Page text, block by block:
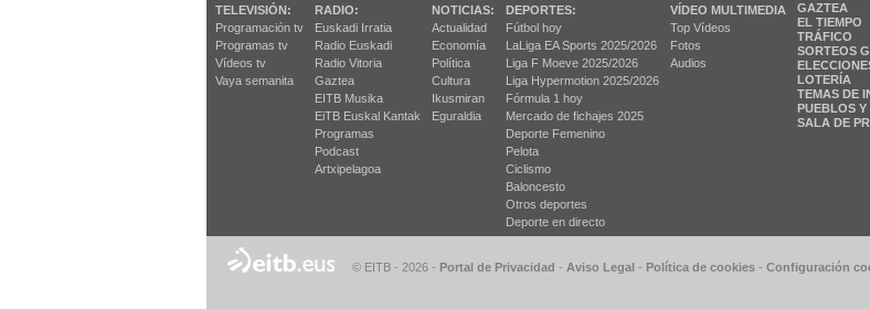
TELEVISIÓN:
Programación tv
Programas tv
Vídeos tv
Vaya semanita
RADIO:
Euskadi Irratia
Radio Euskadi
Radio Vitoria
Gaztea
EITB Musika
EiTB Euskal Kantak
Programas
Podcast
Artxipelagoa
NOTICIAS:
Actualidad
Economía
Política
Cultura
Ikusmiran
Eguraldia
DEPORTES:
Fútbol hoy
LaLiga EA Sports 2025/2026
Liga F Moeve 2025/2026
Liga Hypermotion 2025/2026
Fórmula 1 hoy
Mercado de fichajes 2025
Deporte Femenino
Pelota
Ciclismo
Baloncesto
Otros deportes
Deporte en directo
VÍDEO MULTIMEDIA
Top Vídeos
Fotos
Audios
GAZTEA
EL TIEMPO
TRÁFICO
SORTEOS
LOTERÍA
TEMAS DE
PUEBLOS Y
SALA DE
© EITB - 2026 - Portal de Privacidad - Aviso Legal - Política de cookies - Configuración